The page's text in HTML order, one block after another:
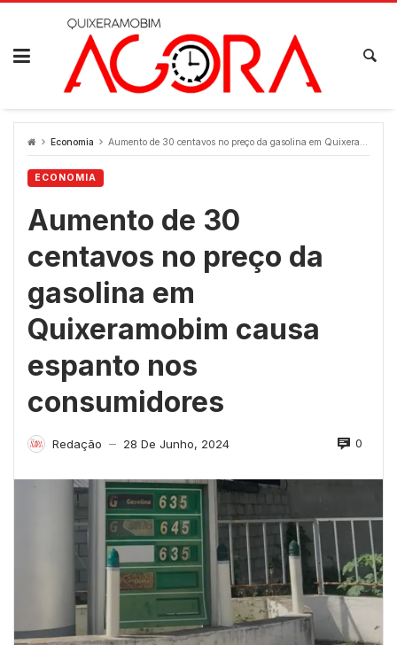
Skip
Economia Aumento de 30 centavos no preço da gasolina em Quixeramobim causa espanto nos consumidores
ECONOMIA
Aumento de 30
centavos no preço da
gasolina em
Quixeramobim causa
espanto nos
consumidores
Redação — 28 De Junho, 2024 0